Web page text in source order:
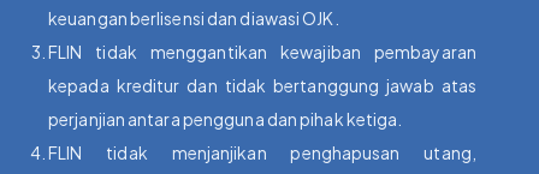
keuangan berlisensi dan diawasi OJK.
FLIN tidak menggantikan kewajiban pembayaran
kepada kreditur dan tidak bertanggung jawab atas
perjanjian antara pengguna dan pihak ketiga.
FLIN tidak menjanjikan penghapusan utang,